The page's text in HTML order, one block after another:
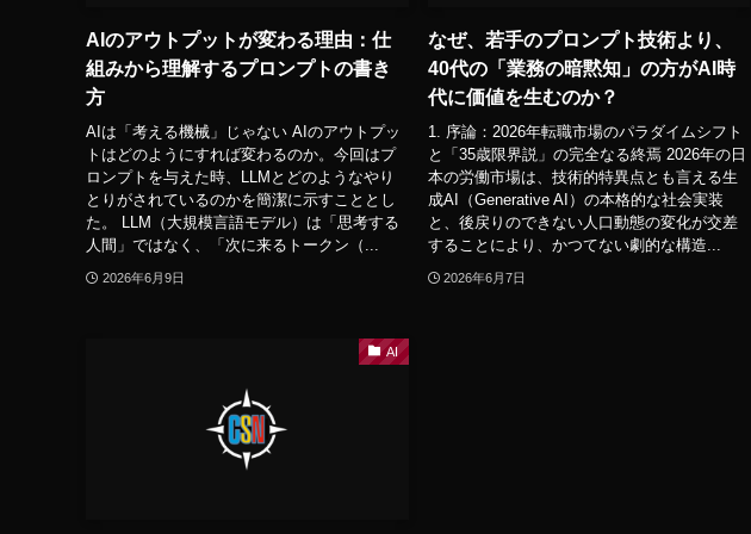
AIのアウトプットが変わる理由：仕
組みから理解するプロンプトの書き
方
AIは「考える機械」じゃない AIのアウトプッ
トはどのようにすれば変わるのか。今回はプ
ロンプトを与えた時、LLMとどのようなやり
とりがされているのかを簡潔に示すこととし
た。 LLM（大規模言語モデル）は「思考する
人間」ではなく、「次に来るトークン（...
2026年6月9日
なぜ、若手のプロンプト技術より、
40代の「業務の暗黙知」の方がAI時
代に価値を生むのか？
1. 序論：2026年転職市場のパラダイムシフト
と「35歳限界説」の完全なる終焉 2026年の日
本の労働市場は、技術的特異点とも言える生
成AI（Generative AI）の本格的な社会実装
と、後戻りのできない人口動態の変化が交差
することにより、かつてない劇的な構造...
2026年6月7日
AI